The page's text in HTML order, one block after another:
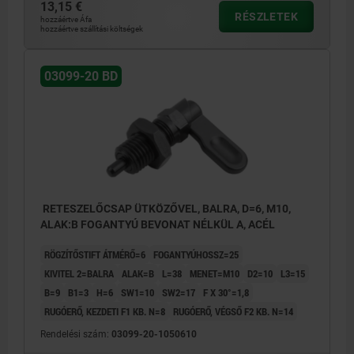
13,15 €
hozzáértve Áfa
hozzáértve szállítási költségek
RÉSZLETEK
03099-20 BD
RETESZELŐCSAP ÜTKÖZŐVEL, BALRA, D=6, M10,
ALAK:B FOGANTYÚ BEVONAT NÉLKÜL A, ACÉL
RÖGZÍTŐSTIFT ÁTMÉRŐ=6
FOGANTYÚHOSSZ=25
KIVITEL 2=BALRA ALAK=B L=38 MENET=M10 D2=10
L3=15
B=9
B1=3 H=6 SW1=10 SW2=17
F X 30°=1,8
RUGÓERŐ, KEZDETI F1 KB. N=8
RUGÓERŐ, VÉGSŐ F2 KB. N=14
Rendelési szám: 03099-20-1050610